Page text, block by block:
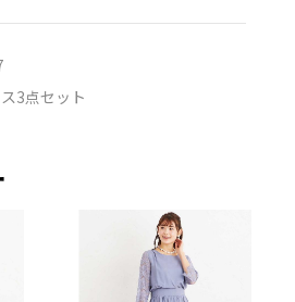
3点セット